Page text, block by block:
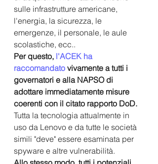
sulle infrastrutture americane,
l'energia, la sicurezza, le
emergenze, il personale, le aule
scolastiche, ecc..
Per questo, l'ACEK ha
raccomandato vivamente a tutti i
governatori e alla NAPSO di
adottare immediatamente misure
coerenti con il citato rapporto DoD.
Tutta la tecnologia attualmente in
uso da Lenovo e da tutte le società
simili "deve" essere esaminata per
spyware e altre vulnerabilità.